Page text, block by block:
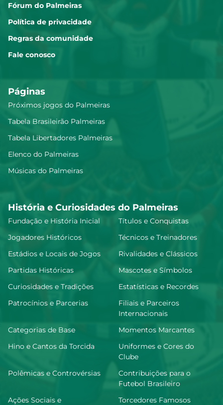
Fórum do Palmeiras
Política de privacidade
Regras da comunidade
Fale conosco
Páginas
Próximos jogos do Palmeiras
Tabela Brasileirão Palmeiras
Tabela Libertadores Palmeiras
Elenco do Palmeiras
Músicas do Palmeiras
História e Curiosidades do Palmeiras
Fundação e História Inicial
Títulos e Conquistas
Jogadores Históricos
Técnicos e Treinadores
Estádios e Locais de Jogos
Rivalidades e Clássicos
Partidas Históricas
Mascotes e Símbolos
Curiosidades e Tradições
Estatísticas e Recordes
Patrocínios e Parcerias
Filiais e Parceiros
Internacionais
Categorias de Base
Momentos Marcantes
Hino e Cantos da Torcida
Uniformes e Cores do
Clube
Polêmicas e Controvérsias
Contribuições para o
Futebol Brasileiro
Ações Sociais e
Torcedores Famosos